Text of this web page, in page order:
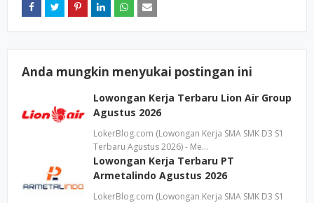
Anda mungkin menyukai postingan ini
Lowongan Kerja Terbaru Lion Air Group
Agustus 2026
LokerBlog.com (Lowongan Kerja SMA SMK D3 S1
Terbaru Agustus 2026) - Me…
Lowongan Kerja Terbaru PT
Armetalindo Agustus 2026
LokerBlog.com (Lowongan Kerja SMA SMK D3 S1